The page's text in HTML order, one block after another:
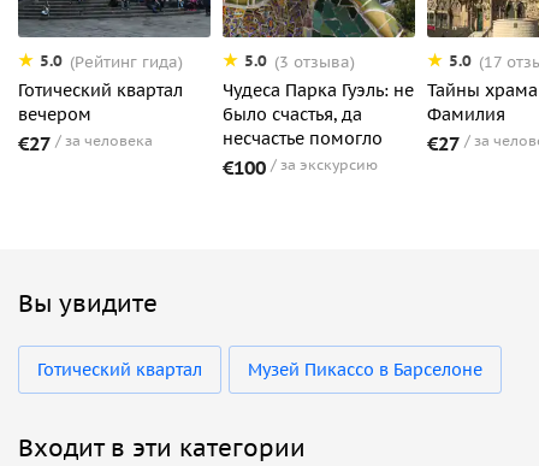
5.0 (Рейтинг гида)
Готический квартал
вечером
€27 за человека
5.0 (3 отзыва)
Чудеса Парка Гуэль: не
было счастья, да
несчастье помогло
€100 за экскурсию
5.0 (17
Тайны
Фамилия
€27 за
Вы увидите
Готический квартал Музей Пикассо в Барселоне
Входит в эти категории